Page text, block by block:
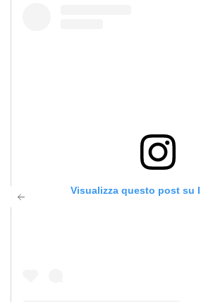
Visualizza questo post su